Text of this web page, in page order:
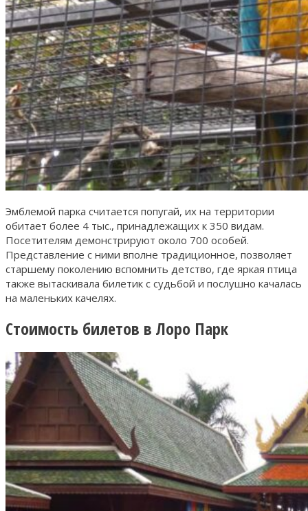
Эмблемой парка считается попугай, их на территории
обитает более 4 тыс., принадлежащих к 350 видам.
Посетителям демонстрируют около 700 особей.
Представление с ними вполне традиционное, позволяет
старшему поколению вспомнить детство, где яркая птица
также вытаскивала билетик с судьбой и послушно качалась
на маленьких качелях.
Стоимость билетов в Лоро Парк